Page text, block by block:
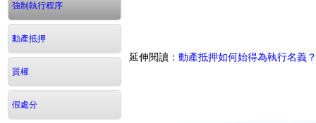
強制執行程序
動產抵押
質權
假處分
延伸閱讀： 動產抵押如何始得為執行名義？